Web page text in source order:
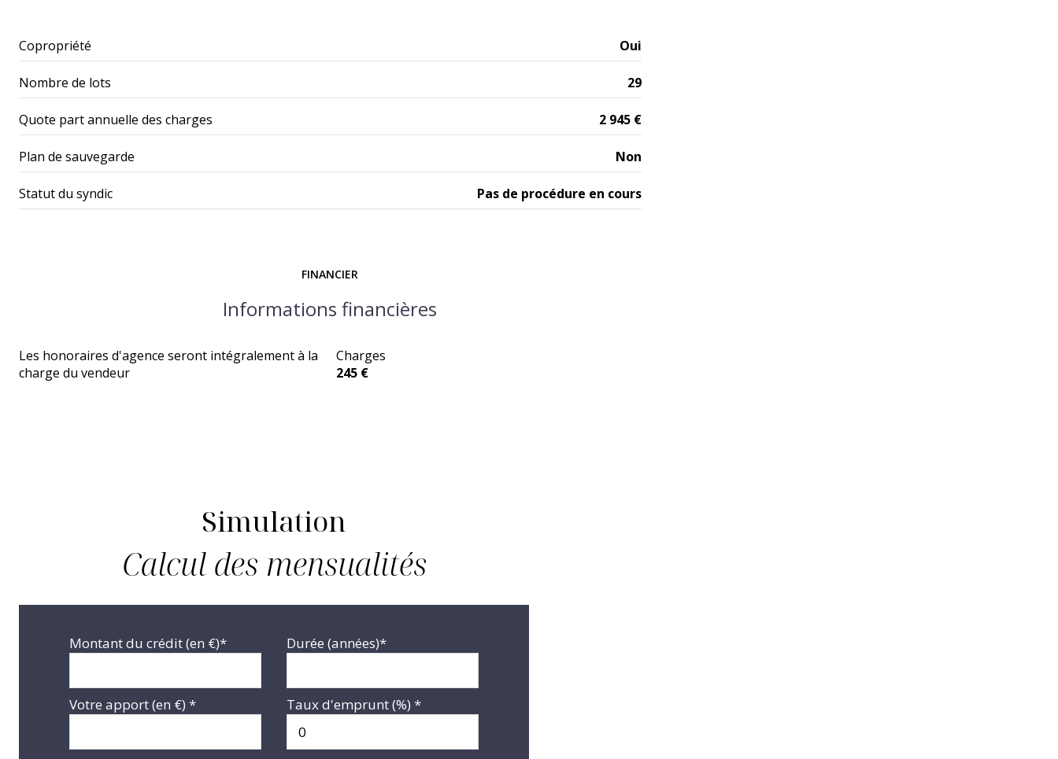
Copropriété Oui
Nombre de lots 29
Quote part annuelle des charges 2 945 €
Plan de sauvegarde Non
Statut du syndic Pas de procédure en cours
FINANCIER
Informations financières
Les honoraires d'agence seront intégralement à la
charge du vendeur
Charges
245 €
Simulation
Calcul des mensualités
Montant du crédit (en €)* Durée (années)*
Votre apport (en €) * Taux d'emprunt (%) *